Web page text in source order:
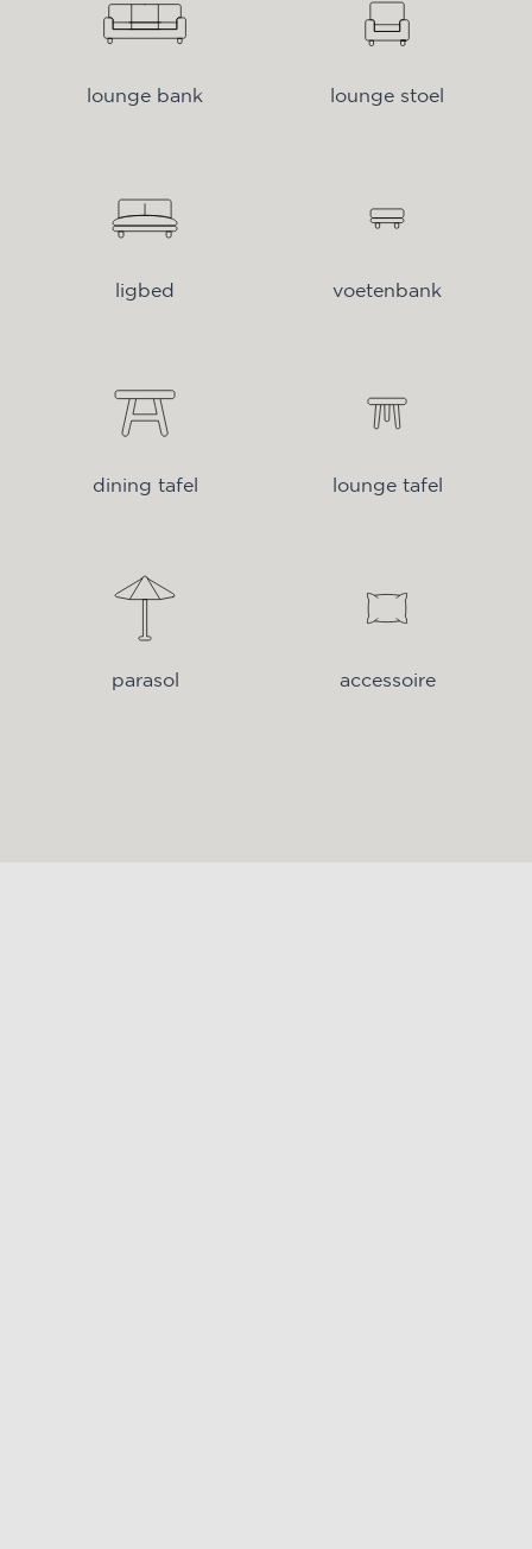
lounge bank lounge stoel
ligbed voetenbank
dining tafel lounge tafel
parasol accessoire